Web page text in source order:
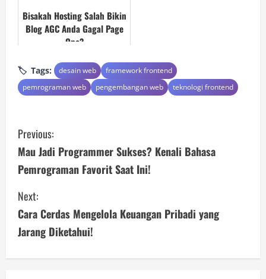
Bisakah Hosting Salah Bikin
Blog AGC Anda Gagal Page
One?
Tags: desain web
framework frontend
pemrograman web
pengembangan web teknologi frontend
C
o
n
t
i
n
Previous:
Mau Jadi Programmer Sukses? Kenali Bahasa
Pemrograman Favorit Saat Ini!
Next:
Cara Cerdas Mengelola Keuangan Pribadi yang
Jarang Diketahui!